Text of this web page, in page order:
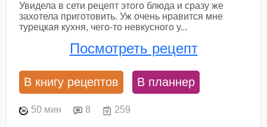
Увидела в сети рецепт этого блюда и сразу же
захотела приготовить. Уж очень нравится мне
турецкая кухня, чего-то невкусного у...
Посмотреть рецепт
В книгу рецептов В планнер
50 мин 8 259